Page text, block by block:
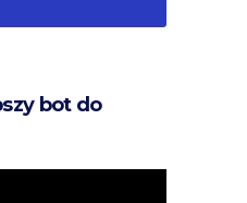
bot do